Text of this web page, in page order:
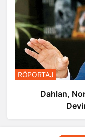
RÖPORTAJ
Dahlan,